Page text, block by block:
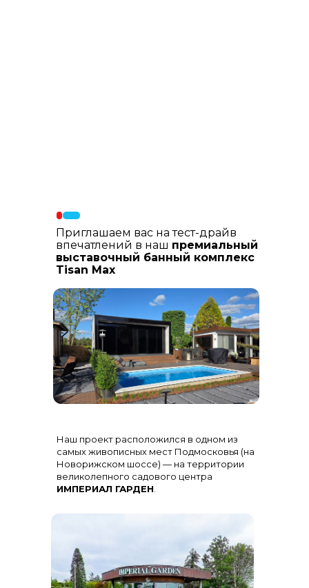
Приглашаем вас на тест-драйв
впечатлений в наш премиальный
выставочный банный комплекс
Tisan Max
Наш проект расположился в одном из
самых живописных мест Подмосковья (на
Новорижском шоссе) — на территории
великолепного садового центра
ИМПЕРИАЛ ГАРДЕН
алюминиевыми импостами
черного цвета для жесткости и
стиля
лиственницы, шлифованный
керамогранит